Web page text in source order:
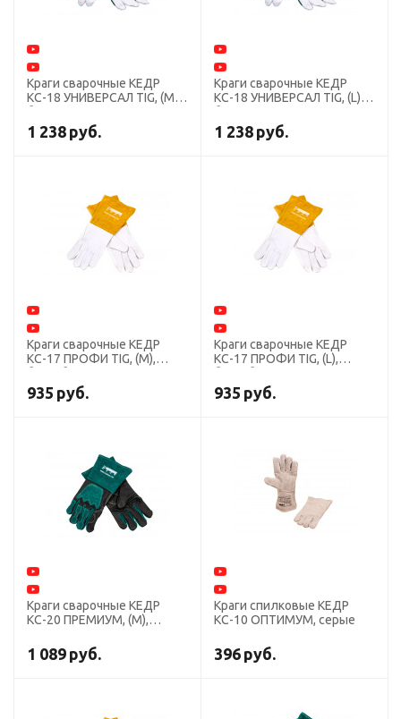
Краги сварочные КЕДР
КС-18 УНИВЕРСАЛ TIG, (М),
1 238 руб.
Краги сварочные КЕДР
КС-18 УНИВЕРСАЛ TIG, (L),
1 238 руб.
Краги сварочные КЕДР
КС-17 ПРОФИ TIG, (M),
935 руб.
Краги сварочные КЕДР
КС-17 ПРОФИ TIG, (L),
935 руб.
Краги сварочные КЕДР
КС-20 ПРЕМИУМ, (M),
1 089 руб.
Краги спилковые КЕДР
КС-10 ОПТИМУМ, серые
396 руб.